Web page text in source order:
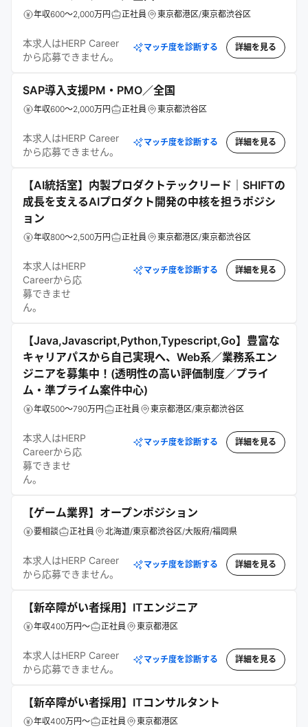
年収600～2,000万円 正社員 東京都港区/東京都渋谷区
本求人はHERP Career
から応募できません。
マッチ度を診断する 詳細を見る
SAP導入支援PM・PMO／全国
年収600～2,000万円 正社員 東京都渋谷区
本求人はHERP Career
から応募できません。
マッチ度を診断する 詳細を見る
【AI統括室】内製プロダクトテックリード｜SHIFTの
成長を支えるAIプロダクト開発の中核を担うポジシ
ョン
年収800～2,500万円 正社員 東京都港区/東京都渋谷区
本求人はHERP
Careerから応
募できませ
ん。
マッチ度を診断する 詳細を見る
【Java,Javascript,Python,Typescript,Go】豊富な
キャリアパスから自己実現へ、Web系／業務系エン
ジニアを募集中！(透明性の高い評価制度／プライ
ム・準プライム案件中心)
年収500～790万円 正社員 東京都港区/東京都渋谷区
本求人はHERP
Careerから応
募できませ
ん。
マッチ度を診断する 詳細を見る
【ゲーム業界】オープンポジション
要相談 正社員 北海道/東京都渋谷区/大阪府/福岡県
本求人はHERP Career
から応募できません。
マッチ度を診断する 詳細を見る
【新卒障がい者採用】ITエンジニア
年収400万円～ 正社員 東京都港区
本求人はHERP Career
から応募できません。
マッチ度を診断する 詳細を見る
【新卒障がい者採用】ITコンサルタント
年収400万円～ 正社員 東京都港区